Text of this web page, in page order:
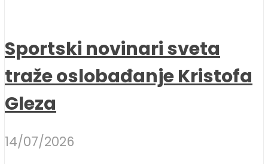
Sportski novinari sveta
traže oslobađanje Kristofa
Gleza
14/07/2026